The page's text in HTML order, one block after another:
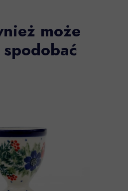
może